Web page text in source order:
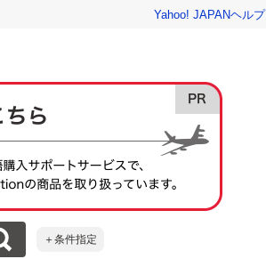
Yahoo! JAPANヘルプ
＋条件指定